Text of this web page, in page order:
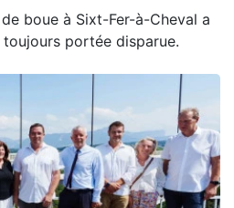
boue à Sixt-Fer-à-Cheval a
portée disparue.